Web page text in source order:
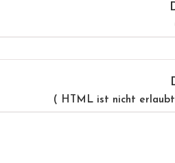
( HTML ist nicht